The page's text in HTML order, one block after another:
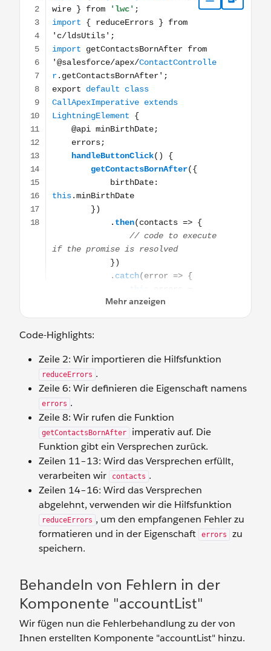
Code-Highlights:
Zeile 2: Wir importieren die Hilfsfunktion
reduceErrors .
Zeile 6: Wir definieren die Eigenschaft namens
errors .
Zeile 8: Wir rufen die Funktion
getContactsBornAfter
imperativ auf. Die
Funktion gibt ein Versprechen zurück.
Zeilen 11–13: Wird das Versprechen erfüllt,
verarbeiten wir
contacts .
Zeilen 14–16: Wird das Versprechen
abgelehnt, verwenden wir die Hilfsfunktion
reduceErrors , um den empfangenen Fehler zu
formatieren und in der Eigenschaft
errors
zu
speichern.
Behandeln von Fehlern in der
Komponente "accountList"
Wir fügen nun die Fehlerbehandlung zu der von
Ihnen erstellten Komponente "accountList" hinzu.